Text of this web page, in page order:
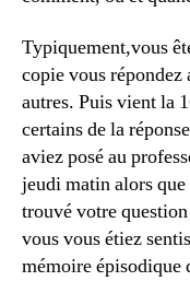
Typiquement,vous
copie vous répondez
autres. Puis vient la
certains de la
aviez posé au
jeudi matin alors
trouvé votre
vous vous étiez
mémoire épisodique